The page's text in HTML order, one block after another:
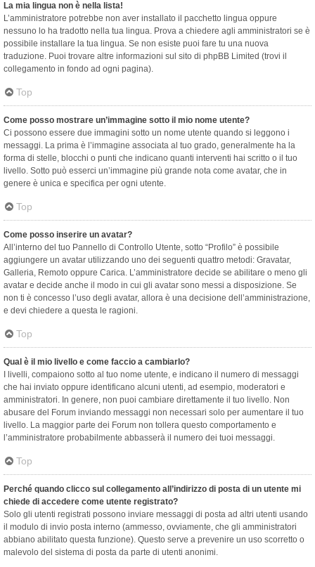
La mia lingua non è nella lista!
L’amministratore potrebbe non aver installato il pacchetto lingua oppure
nessuno lo ha tradotto nella tua lingua. Prova a chiedere agli amministratori se è
possibile installare la tua lingua. Se non esiste puoi fare tu una nuova
traduzione. Puoi trovare altre informazioni sul sito di phpBB Limited (trovi il
collegamento in fondo ad ogni pagina).
Top
Come posso mostrare un’immagine sotto il mio nome utente?
Ci possono essere due immagini sotto un nome utente quando si leggono i
messaggi. La prima è l’immagine associata al tuo grado, generalmente ha la
forma di stelle, blocchi o punti che indicano quanti interventi hai scritto o il tuo
livello. Sotto può esserci un’immagine più grande nota come avatar, che in
genere è unica e specifica per ogni utente.
Top
Come posso inserire un avatar?
All’interno del tuo Pannello di Controllo Utente, sotto “Profilo” è possibile
aggiungere un avatar utilizzando uno dei seguenti quattro metodi: Gravatar,
Galleria, Remoto oppure Carica. L’amministratore decide se abilitare o meno gli
avatar e decide anche il modo in cui gli avatar sono messi a disposizione. Se
non ti è concesso l’uso degli avatar, allora è una decisione dell’amministrazione,
e devi chiedere a questa le ragioni.
Top
Qual è il mio livello e come faccio a cambiarlo?
I livelli, compaiono sotto al tuo nome utente, e indicano il numero di messaggi
che hai inviato oppure identificano alcuni utenti, ad esempio, moderatori e
amministratori. In genere, non puoi cambiare direttamente il tuo livello. Non
abusare del Forum inviando messaggi non necessari solo per aumentare il tuo
livello. La maggior parte dei Forum non tollera questo comportamento e
l’amministratore probabilmente abbasserà il numero dei tuoi messaggi.
Top
Perché quando clicco sul collegamento all’indirizzo di posta di un utente mi
chiede di accedere come utente registrato?
Solo gli utenti registrati possono inviare messaggi di posta ad altri utenti usando
il modulo di invio posta interno (ammesso, ovviamente, che gli amministratori
abbiano abilitato questa funzione). Questo serve a prevenire un uso scorretto o
malevolo del sistema di posta da parte di utenti anonimi.